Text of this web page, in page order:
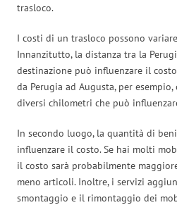
trasloco.
I costi di un trasloco possono
Innanzitutto, la distanza tra la
destinazione può influenzare il
da Perugia ad Augusta, per
diversi chilometri che può
In secondo luogo, la quantità di
influenzare il costo. Se hai molti
il costo sarà probabilmente
meno articoli. Inoltre, i servizi
smontaggio e il rimontaggio dei